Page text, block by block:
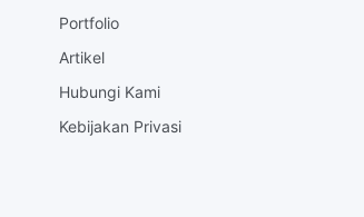
Portfolio
Artikel
Hubungi Kami
Kebijakan Privasi